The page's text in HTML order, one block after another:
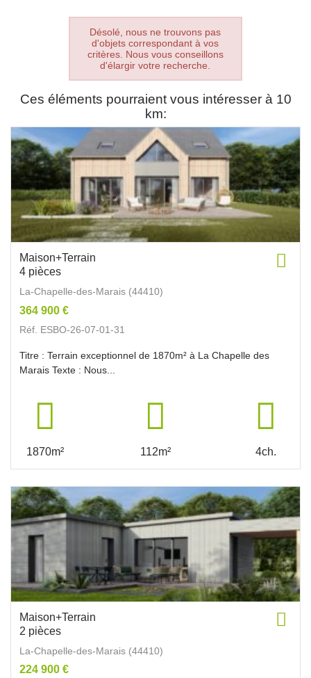
Désolé, nous ne trouvons pas
d'objets correspondant à vos
critères. Nous vous conseillons
d'élargir votre recherche.
Ces éléments pourraient vous intéresser à 10
km:
Maison+Terrain
4 pièces
La-Chapelle-des-Marais (44410)
364 900 €
Réf. ESBO-26-07-01-31
Titre : Terrain exceptionnel de 1870m² à La Chapelle des
Marais Texte : Nous...
1870m² 112m² 4ch.
Maison+Terrain
2 pièces
La-Chapelle-des-Marais (44410)
224 900 €